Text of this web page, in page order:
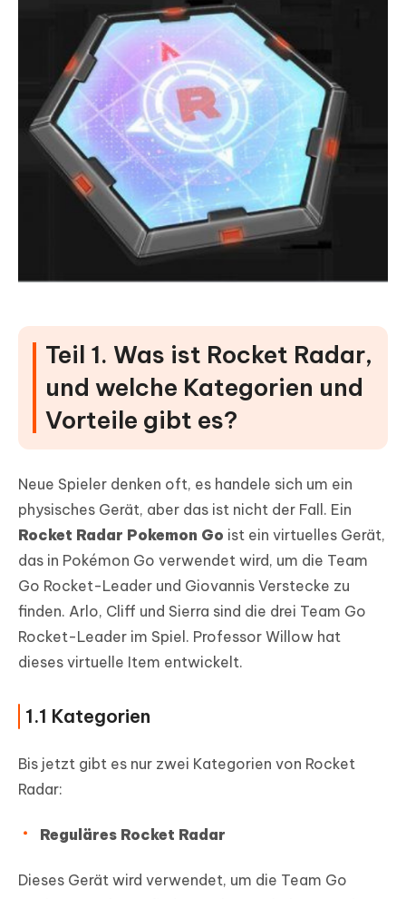
Teil 1. Was ist Rocket Radar,
und welche Kategorien und
Vorteile gibt es?
Neue Spieler denken oft, es handele sich um ein
physisches Gerät, aber das ist nicht der Fall. Ein
Rocket Radar Pokemon Go ist ein virtuelles Gerät,
das in Pokémon Go verwendet wird, um die Team
Go Rocket-Leader und Giovannis Verstecke zu
finden. Arlo, Cliff und Sierra sind die drei Team Go
Rocket-Leader im Spiel. Professor Willow hat
dieses virtuelle Item entwickelt.
1.1 Kategorien
Bis jetzt gibt es nur zwei Kategorien von Rocket
Radar:
Reguläres Rocket Radar
Dieses Gerät wird verwendet, um die Team Go